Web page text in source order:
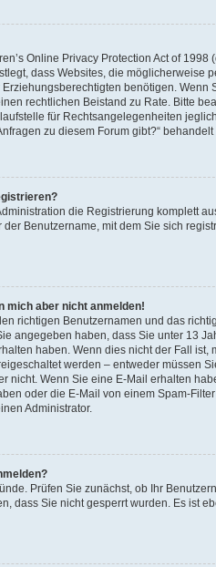
Online Privacy Protection Act of
dass Websites, die
benötigen.
rechtlichen Beistand zu Rate. Bitte
für Rechtsangelegenheiten
zu diesem Forum gibt?“
die Registrierung komplett
Benutzername, mit dem Sie sich
mich aber nicht anmelden!
richtigen Benutzernamen und das
angegeben haben, dass Sie unter 13
haben. Wenn dies nicht der Fall
werden – entweder müssen
nicht. Wenn Sie eine E-Mail erhalten
oder die E-Mail von einem Spam-
Administrator.
Prüfen Sie zunächst, ob Ihr
dass Sie nicht gesperrt wurden. Es ist